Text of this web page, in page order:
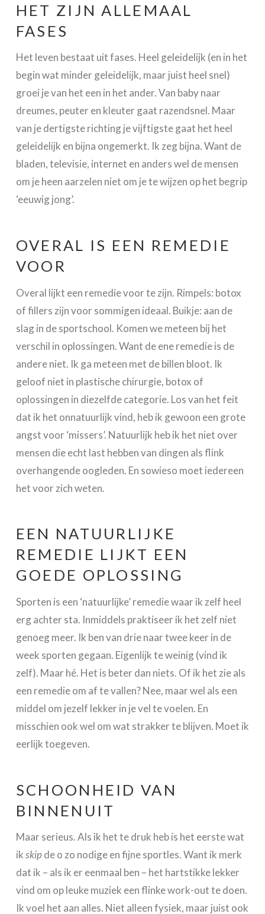
HET ZIJN ALLEMAAL
FASES
Het leven bestaat uit fases. Heel geleidelijk (en in het
begin wat minder geleidelijk, maar juist heel snel)
groei je van het een in het ander. Van baby naar
dreumes, peuter en kleuter gaat razendsnel. Maar
van je dertigste richting je vijftigste gaat het heel
geleidelijk en bijna ongemerkt. Ik zeg bijna. Want de
bladen, televisie, internet en anders wel de mensen
om je heen aarzelen niet om je te wijzen op het begrip
‘eeuwig jong’.
OVERAL IS EEN REMEDIE
VOOR
Overal lijkt een remedie voor te zijn. Rimpels: botox
of fillers zijn voor sommigen ideaal. Buikje: aan de
slag in de sportschool. Komen we meteen bij het
verschil in oplossingen. Want de ene remedie is de
andere niet. Ik ga meteen met de billen bloot. Ik
geloof niet in plastische chirurgie, botox of
oplossingen in diezelfde categorie. Los van het feit
dat ik het onnatuurlijk vind, heb ik gewoon een grote
angst voor ‘missers’. Natuurlijk heb ik het niet over
mensen die echt last hebben van dingen als flink
overhangende oogleden. En sowieso moet iedereen
het voor zich weten.
EEN NATUURLIJKE
REMEDIE LIJKT EEN
GOEDE OPLOSSING
Sporten is een ‘natuurlijke’ remedie waar ik zelf heel
erg achter sta. Inmiddels praktiseer ik het zelf niet
genoeg meer. Ik ben van drie naar twee keer in de
week sporten gegaan. Eigenlijk te weinig (vind ik
zelf). Maar hé. Het is beter dan niets. Of ik het zie als
een remedie om af te vallen? Nee, maar wel als een
middel om jezelf lekker in je vel te voelen. En
misschien ook wel om wat strakker te blijven. Moet ik
eerlijk toegeven.
SCHOONHEID VAN
BINNENUIT
Maar serieus. Als ik het te druk heb is het eerste wat
ikskipde o zo nodige en fijne sportles. Want ik merk
dat ik – als ik er eenmaal ben – het hartstikke lekker
vind om op leuke muziek een flinke work-out te doen.
Ik voel het aan alles. Niet alleen fysiek, maar juist ook